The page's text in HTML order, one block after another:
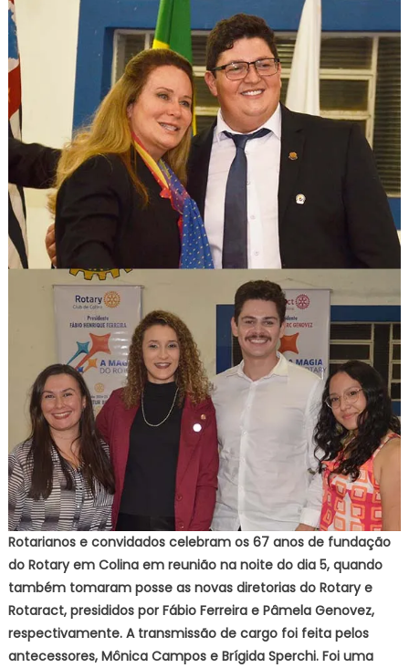
Rotarianos e convidados celebram os 67 anos de fundação
do Rotary em Colina em reunião na noite do dia 5, quando
também tomaram posse as novas diretorias do Rotary e
Rotaract, presididos por Fábio Ferreira e Pâmela Genovez,
respectivamente. A transmissão de cargo foi feita pelos
antecessores, Mônica Campos e Brígida Sperchi. Foi uma